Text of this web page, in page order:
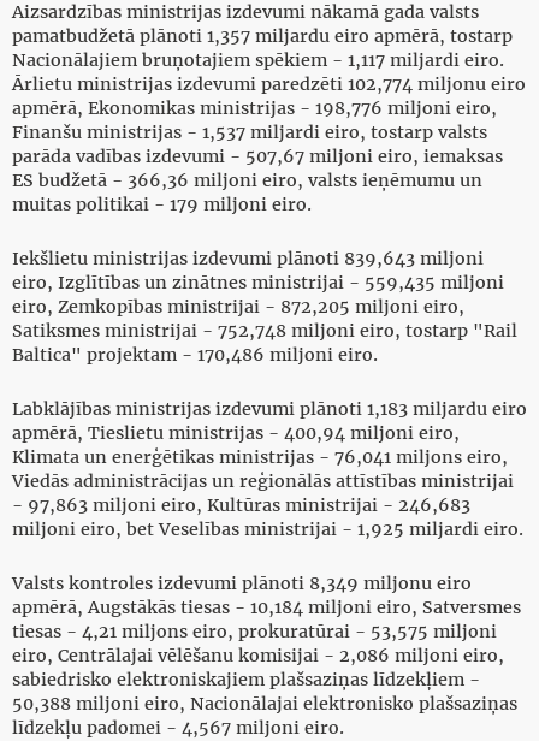
Aizsardzības ministrijas izdevumi nākamā gada valsts
pamatbudžetā plānoti 1,357 miljardu eiro apmērā, tostarp
Nacionālajiem bruņotajiem spēkiem - 1,117 miljardi eiro.
Ārlietu ministrijas izdevumi paredzēti 102,774 miljonu eiro
apmērā, Ekonomikas ministrijas - 198,776 miljoni eiro,
Finanšu ministrijas - 1,537 miljardi eiro, tostarp valsts
parāda vadības izdevumi - 507,67 miljoni eiro, iemaksas
ES budžetā - 366,36 miljoni eiro, valsts ieņēmumu un
muitas politikai - 179 miljoni eiro.
Iekšlietu ministrijas izdevumi plānoti 839,643 miljoni
eiro, Izglītības un zinātnes ministrijai - 559,435 miljoni
eiro, Zemkopības ministrijai - 872,205 miljoni eiro,
Satiksmes ministrijai - 752,748 miljoni eiro, tostarp "Rail
Baltica" projektam - 170,486 miljoni eiro.
Labklājības ministrijas izdevumi plānoti 1,183 miljardu eiro
apmērā, Tieslietu ministrijas - 400,94 miljoni eiro,
Klimata un enerģētikas ministrijas - 76,041 miljons eiro,
Viedās administrācijas un reģionālās attīstības ministrijai
- 97,863 miljoni eiro, Kultūras ministrijai - 246,683
miljoni eiro, bet Veselības ministrijai - 1,925 miljardi eiro.
Valsts kontroles izdevumi plānoti 8,349 miljonu eiro
apmērā, Augstākās tiesas - 10,184 miljoni eiro, Satversmes
tiesas - 4,21 miljons eiro, prokuratūrai - 53,575 miljoni
eiro, Centrālajai vēlēšanu komisijai - 2,086 miljoni eiro,
sabiedrisko elektroniskajiem plašsaziņas līdzekļiem -
50,388 miljoni eiro, Nacionālajai elektronisko plašsaziņas
līdzekļu padomei - 4,567 miljoni eiro.